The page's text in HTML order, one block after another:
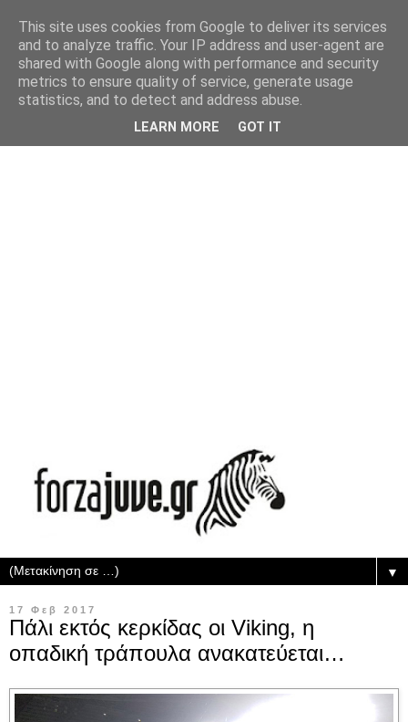
▼
17 Φεβ 2017
Πάλι εκτός κερκίδας οι Viking, η
οπαδική τράπουλα ανακατεύεται…
This site uses cookies from Google to deliver its services
and to analyze traffic. Your IP address and user-agent are
shared with Google along with performance and security
metrics to ensure quality of service, generate usage
statistics, and to detect and address abuse.
LEARN MORE GOT IT